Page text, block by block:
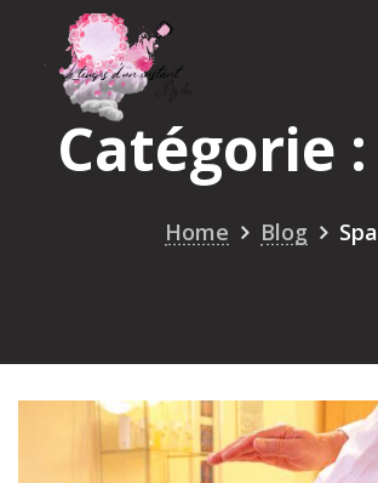
content
Catégorie :
Home Blog Spa